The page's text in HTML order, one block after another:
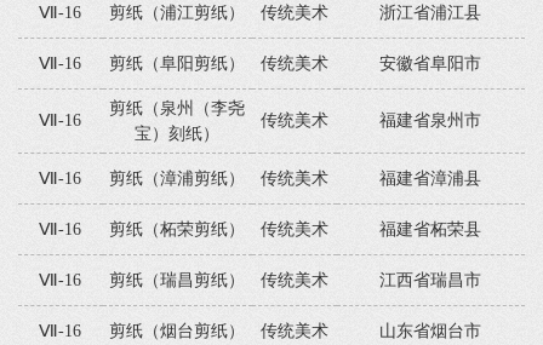
Ⅶ-16 剪纸（浦江剪纸） 传统美术 浙江省浦江县
Ⅶ-16 剪纸（阜阳剪纸） 传统美术 安徽省阜阳市
Ⅶ-16
剪纸（泉州（李尧
宝）刻纸）
传统美术 福建省泉州市
Ⅶ-16 剪纸（漳浦剪纸） 传统美术 福建省漳浦县
Ⅶ-16 剪纸（柘荣剪纸） 传统美术 福建省柘荣县
Ⅶ-16 剪纸（瑞昌剪纸） 传统美术 江西省瑞昌市
Ⅶ-16 剪纸（烟台剪纸） 传统美术 山东省烟台市